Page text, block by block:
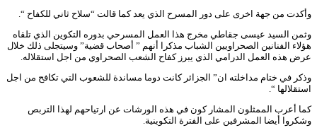
وأكدت من جهة اخرى على دور المسرح الذي يعد كما قالت “سلاح ثاني للكفاح “.
وثمن السيد عيسى جقاطي مخرج هذا العمل المسرحي بدوره التكوين الذي تلقاه
هؤلاء الفنانين الصحراويين الشباب مذكرا أنهم ” أصحاب قضية” وسيتجلى ذلك خلال
عرض هذه العمل الدرامي الذي يبرز كفاح الشعب الصحراوي من اجل استقلاله.
وذكر في ختام مداخلته ان” الجزائر كانت دوما مساندة للشعوب التي تكافح من اجل
استقلالها “.
كما أعرب الممثلون المشار كون في هذه الورشات عن ارتياحهم لهذا التربص
وشكروا أيضا المشرفين على الفترة التكوينية.